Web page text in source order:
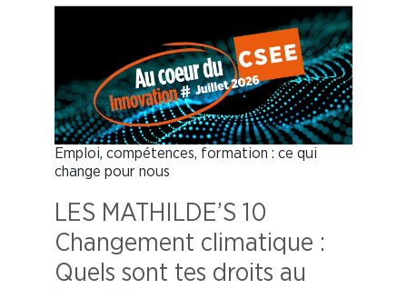
Emploi, compétences, formation : ce qui
change pour nous
LES MATHILDE’S 10
Changement climatique :
Quels sont tes droits au